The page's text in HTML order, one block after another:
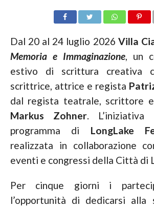
Dal 20 al 24 luglio 2026 Villa
Memoria e Immaginazione, un
estivo di scrittura creativa
scrittrice, attrice e regista
dal regista teatrale, scrittore
Markus Zohner.
programma di LongLake
realizzata in collaborazione
eventi e congressi della Città di
Per cinque giorni i
l’opportunità di dedicarsi